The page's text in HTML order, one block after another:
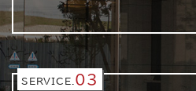
SERVICE. 03